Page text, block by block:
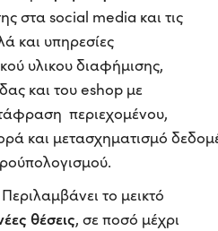
στα social media και τις
και υπηρεσίες
υλικου διαφήμισης,
και του eshop με
περιεχομένου,
και μετασχηματισμό
Περιλαμβάνει το μεικτό
θέσεις, σε ποσό μέχρι